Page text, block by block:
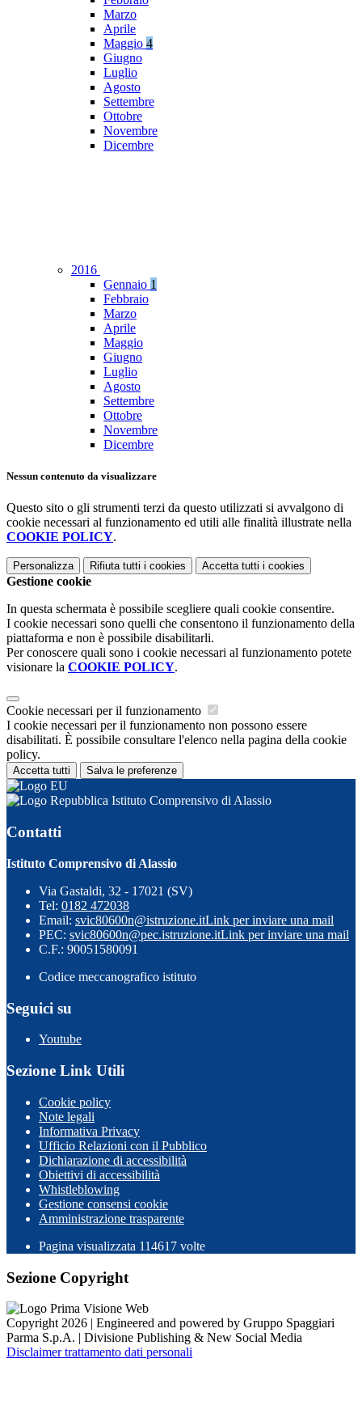
Marzo
Aprile
Maggio 4
Giugno
Luglio
Agosto
Settembre
Ottobre
Novembre
Dicembre
2016
Gennaio 1
Febbraio
Marzo
Aprile
Maggio
Giugno
Luglio
Agosto
Settembre
Ottobre
Novembre
Dicembre
Nessun contenuto da visualizzare
Questo sito o gli strumenti terzi da questo utilizzati si avvalgono di
cookie necessari al funzionamento ed utili alle finalità illustrate nella
COOKIE POLICY.
Personalizza Rifiuta tutti i cookies Accetta tutti i cookies
Gestione cookie
In questa schermata è possibile scegliere quali cookie consentire.
I cookie necessari sono quelli che consentono il funzionamento della
piattaforma e non è possibile disabilitarli.
Per conoscere quali sono i cookie necessari al funzionamento potete
visionare la COOKIE POLICY.
Cookie necessari per il funzionamento
I cookie necessari per il funzionamento non possono essere
disabilitati. È possibile consultare l'elenco nella pagina della cookie
policy.
Accetta tutti Salva le preferenze
Istituto Comprensivo di Alassio
Contatti
Istituto Comprensivo di Alassio
Via Gastaldi, 32 - 17021 (SV)
Tel: 0182 472038
Email: svic80600n@istruzione.itLink per inviare una mail
PEC: svic80600n@pec.istruzione.itLink per inviare una mail
C.F.: 90051580091
Codice meccanografico istituto
Seguici su
Youtube
Sezione Link Utili
Cookie policy
Note legali
Informativa Privacy
Ufficio Relazioni con il Pubblico
Dichiarazione di accessibilità
Obiettivi di accessibilità
Whistleblowing
Gestione consensi cookie
Amministrazione trasparente
Pagina visualizzata 114617 volte
Sezione Copyright
Copyright 2026 | Engineered and powered by Gruppo Spaggiari
Parma S.p.A. | Divisione Publishing & New Social Media
Disclaimer trattamento dati personali